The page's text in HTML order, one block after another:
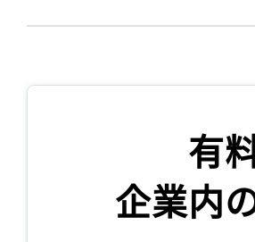
有
企業内